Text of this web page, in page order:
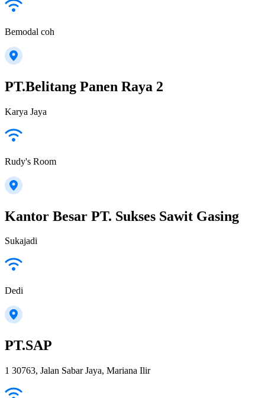
Bemodal coh
PT.Belitang Panen Raya 2
Karya Jaya
Rudy's Room
Kantor Besar PT. Sukses Sawit Gasing
Sukajadi
Dedi
PT.SAP
1 30763, Jalan Sabar Jaya, Mariana Ilir